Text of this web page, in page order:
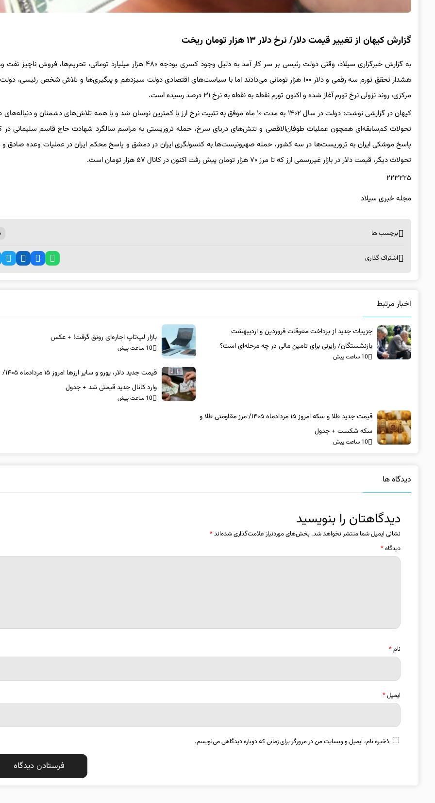
گزارش کیهان از تغییر قیمت دلار/ نرخ دلار ۱۳ هزار تومان ریخت
به گزارش خبرگزاری سیلاد، وقتی دولت رئیسی بر سر کار آمد به دلیل وجود کسری بودجه ۴۸۰ هزار میلیارد تومانی، تحریم‌ها،
هشدار تحقق تورم سه رقمی و دلار ۱۰۰ هزار تومانی می‌دادند اما با سیاست‌های اقتصادی دولت سیزدهم و پیگیری‌ها و تلاش شخص رئیسی،
مرکزی، روند نزولی نرخ تورم آغاز شده و اکنون تورم نقطه به نقطه به نرخ ۳۱ درصد رسیده است.
کیهان در گزارشی نوشت: دولت در سال ۱۴۰۲ به مدت ۱۰ ماه موفق به تثبیت نرخ ارز با کمترین نوسان شد و با همه تلاش‌های دشمنان و
تحولات کم‌سابقه‌ای همچون عملیات طوفان‌الاقصی و تنش‌های دریای سرخ، حمله تروریستی به مراسم سالگرد شهادت حاج قاسم سلیمانی در
پاسخ موشکی ایران به تروریست‌ها در سه کشور، حمله صهیونیست‌ها به کنسولگری ایران در دمشق و پاسخ محکم ایران در عملیات وعده صادق و
تحولات دیگر، قیمت دلار در بازار غیررسمی ارز که تا مرز ۷۰ هزار تومان پیش رفت اکنون در کانال ۵۷ هزار تومان است.
۲۲۳۲۲۵
مجله خبری سیلاد
برچسب ها
اشتراک گذاری
اخبار مرتبط
جزییات جدید از پرداخت معوقات فروردین و اردیبهشت
بازنشستگان/ رایزنی برای تامین مالی در چه مرحله‌ای است؟
10 ساعت پیش
بازار لپ‌تاپ اجاره‌ای رونق گرفت! + عکس
10 ساعت پیش
قیمت جدید
وارد کانال جدید قیمتی شد + جدول
10 ساعت پیش
قیمت جدید طلا و سکه امروز ۱۵ مردادماه ۱۴۰۵/ مرز مقاومتی طلا و
سکه شکست + جدول
10 ساعت پیش
دیدگاه ها
دیدگاهتان را بنویسید
نشانی ایمیل شما منتشر نخواهد شد. بخش‌های موردنیاز علامت‌گذاری شده‌اند*
دیدگاه*
نام*
ایمیل*
ذخیره نام، ایمیل و وبسایت من در مرورگر برای زمانی که دوباره دیدگاهی می‌نویسم.